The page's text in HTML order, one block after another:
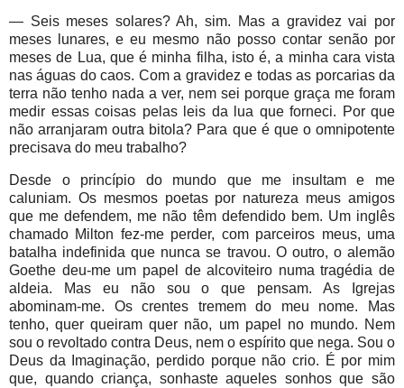
— Seis meses solares? Ah, sim. Mas a gravidez vai por
meses lunares, e eu mesmo não posso contar senão por
meses de Lua, que é minha filha, isto é, a minha cara vista
nas águas do caos. Com a gravidez e todas as porcarias da
terra não tenho nada a ver, nem sei porque graça me foram
medir essas coisas pelas leis da lua que forneci. Por que
não arranjaram outra bitola? Para que é que o omnipotente
precisava do meu trabalho?
Desde o princípio do mundo que me insultam e me
caluniam. Os mesmos poetas por natureza meus amigos
que me defendem, me não têm defendido bem. Um inglês
chamado Milton fez-me perder, com parceiros meus, uma
batalha indefinida que nunca se travou. O outro, o alemão
Goethe deu-me um papel de alcoviteiro numa tragédia de
aldeia. Mas eu não sou o que pensam. As Igrejas
abominam-me. Os crentes tremem do meu nome. Mas
tenho, quer queiram quer não, um papel no mundo. Nem
sou o revoltado contra Deus, nem o espírito que nega. Sou o
Deus da Imaginação, perdido porque não crio. É por mim
que, quando criança, sonhaste aqueles sonhos que são